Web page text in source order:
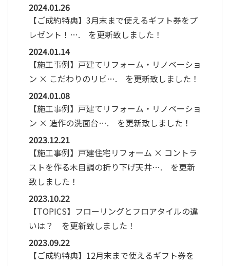
2024.01.26
【ご成約特典】3月末まで使えるギフト券をプ
レゼント！…. を更新致しました！
2024.01.14
【施工事例】戸建てリフォーム・リノベーショ
ン × こだわりのリビ…. を更新致しました！
2024.01.08
【施工事例】戸建てリフォーム・リノベーショ
ン × 造作の洗面台…. を更新致しました！
2023.12.21
【施工事例】戸建住宅リフォーム × コントラ
ストを作る木目調の折り下げ天井…. を更新
致しました！
2023.10.22
【TOPICS】フローリングとフロアタイルの違
いは？ を更新致しました！
2023.09.22
【ご成約特典】12月末まで使えるギフト券を